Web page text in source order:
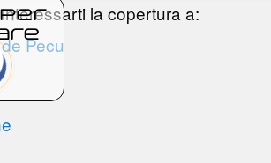
la copertura a:
Pecu